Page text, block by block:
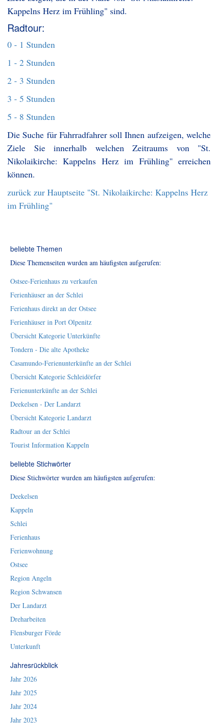
Kappelns Herz im Frühling" sind.
Radtour:
0 - 1 Stunden
1 - 2 Stunden
2 - 3 Stunden
3 - 5 Stunden
5 - 8 Stunden
Die Suche für Fahrradfahrer soll Ihnen aufzeigen, welche
Ziele Sie innerhalb welchen Zeitraums von "St.
Nikolaikirche: Kappelns Herz im Frühling" erreichen
können.
zurück zur Hauptseite "St. Nikolaikirche: Kappelns Herz
im Frühling"
beliebte Themen
Diese Themenseiten wurden am häufigsten aufgerufen:
Ostsee-Ferienhaus zu verkaufen
Ferienhäuser an der Schlei
Ferienhaus direkt an der Ostsee
Ferienhäuser in Port Olpenitz
Übersicht Kategorie Unterkünfte
Tondern - Die alte Apotheke
Casamundo-Ferienunterkünfte an der Schlei
Übersicht Kategorie Schleidörfer
Ferienunterkünfte an der Schlei
Deekelsen - Der Landarzt
Übersicht Kategorie Landarzt
Radtour an der Schlei
Tourist Information Kappeln
beliebte Stichwörter
Diese Stichwörter wurden am häufigsten aufgerufen:
Deekelsen
Kappeln
Schlei
Ferienhaus
Ferienwohnung
Ostsee
Region Angeln
Region Schwansen
Der Landarzt
Dreharbeiten
Flensburger Förde
Unterkunft
Jahresrückblick
Jahr 2026
Jahr 2025
Jahr 2024
Jahr 2023